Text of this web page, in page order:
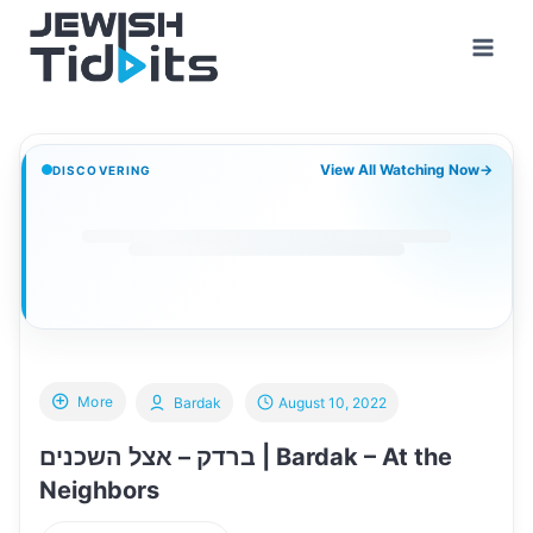
content
DISCOVERING View All Watching Now→
More
ברדק – אצל השכנים | Bardak – At the
Neighbors
Bardak August 10, 2022